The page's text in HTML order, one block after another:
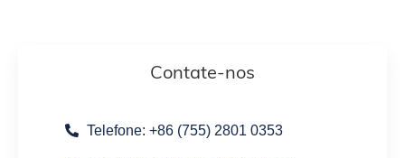
Contate-nos
Telefone: +86 (755) 2801 0353